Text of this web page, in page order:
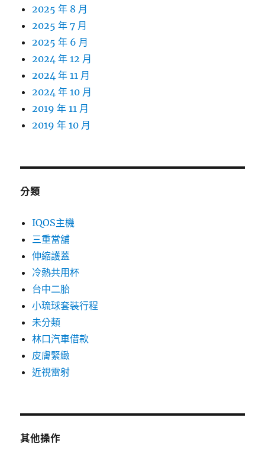
2025 年 8 月
2025 年 7 月
2025 年 6 月
2024 年 12 月
2024 年 11 月
2024 年 10 月
2019 年 11 月
2019 年 10 月
分類
IQOS主機
三重當舖
伸縮護蓋
冷熱共用杯
台中二胎
小琉球套裝行程
未分類
林口汽車借款
皮膚緊緻
近視雷射
其他操作